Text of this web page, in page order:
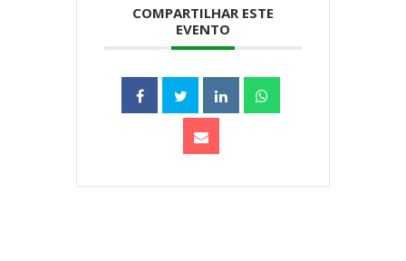
COMPARTILHAR ESTE
EVENTO